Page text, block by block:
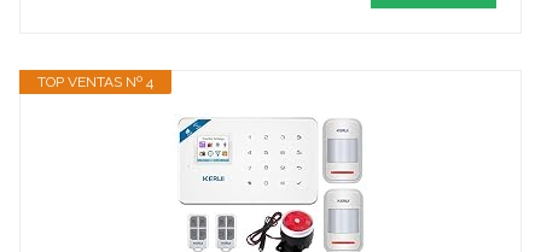
TOP VENTAS Nº 4